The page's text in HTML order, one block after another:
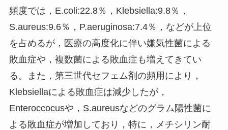
頻度では，E.coli:22.8％，Klebsiella:9.8％，
S.aureus:9.6％，P.aeruginosa:7.4％，などが上位
を占めるが，医療の高度化に伴い嫌気性菌による
敗血症や，複数菌による敗血症も増えてきてい
る。また，第三世代セフェム剤の頻用により，
Klebsiellaによる敗血症は減少したが，
Enteroccocusや，S.aureusなどのグラム陽性菌に
よる敗血症が増加しており，特に，メチシリン耐